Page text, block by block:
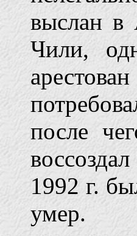
выслан в
Чили,
после
1992 г.
умер.